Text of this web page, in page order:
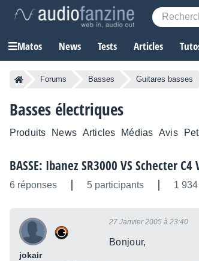
Matos News Tests Articles
Forums Basses Guitares basses
Basses électriques
Produits News Articles Médias Avis
BASSE: Ibanez SR3000 VS Schecter
6 réponses 5 participants 1
jokair
27 Janvier 2005 à 23:40
Bonjour,